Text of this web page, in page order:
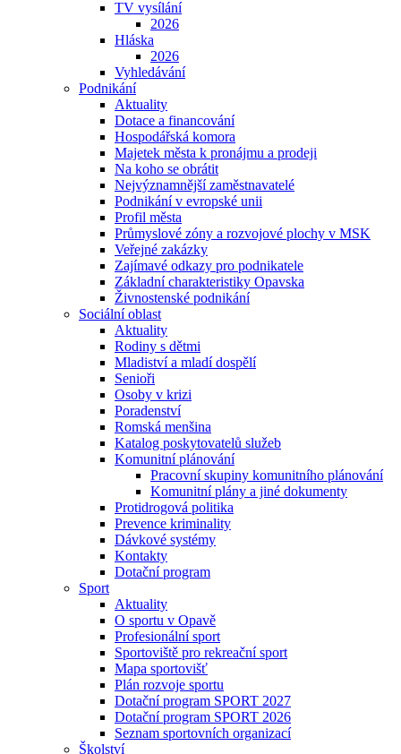
TV vysílání
2026
Hláska
2026
Vyhledávání
Podnikání
Aktuality
Dotace a financování
Hospodářská komora
Majetek města k pronájmu a prodeji
Na koho se obrátit
Nejvýznamnější zaměstnavatelé
Podnikání v evropské unii
Profil města
Průmyslové zóny a rozvojové plochy v MSK
Veřejné zakázky
Zajímavé odkazy pro podnikatele
Základní charakteristiky Opavska
Živnostenské podnikání
Sociální oblast
Aktuality
Rodiny s dětmi
Mladiství a mladí dospělí
Senioři
Osoby v krizi
Poradenství
Romská menšina
Katalog poskytovatelů služeb
Komunitní plánování
Pracovní skupiny komunitního plánování
Komunitní plány a jiné dokumenty
Protidrogová politika
Prevence kriminality
Dávkové systémy
Kontakty
Dotační program
Sport
Aktuality
O sportu v Opavě
Profesionální sport
Sportoviště pro rekreační sport
Mapa sportovišť
Plán rozvoje sportu
Dotační program SPORT 2027
Dotační program SPORT 2026
Seznam sportovních organizací
Školství